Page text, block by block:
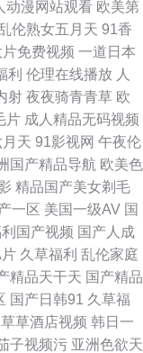
欧美国产成人 色一本道
91桃色免费网站 91黑
人操 亚洲午夜久久 四虎
夜间网址 黑人欧美性爱
人高清三级网址 白黑丝
国产92AV视频 A片不卡
大全 91麻豆传媒动漫
合五月花 国产专区传媒
动漫网站观看 欧美第
伦熟女五月天 91香
免费视频 一道日本
利 伦理在线播放 人
射 夜夜骑青青草 欧
片 成人精品无码视频
天 91影视网 午夜伦
国产精品导航 欧美色
精品国产美女剃毛
一区 美国一级AV 国
国产视频 国产人成
久草福利 乱伦家庭
精品天干天 国产精品
国产日韩91 久草福
草酒店视频 韩日一
子视频污 亚洲色欲天